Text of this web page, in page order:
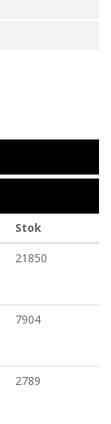
Stok
21850
7904
2789